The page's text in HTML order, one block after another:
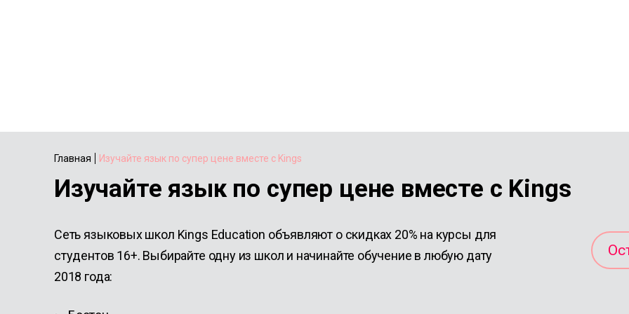
Главная Изучайте язык по супер цене вместе с Kings
Изучайте язык по супер цене вместе с Kings
Сеть языковых школ Kings Education объявляют о скидках 20% на курсы для
студентов 16+. Выбирайте одну из школ и начинайте обучение в любую дату
2018 года: